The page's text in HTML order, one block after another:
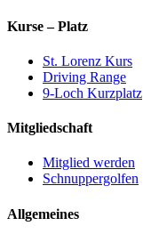
Kurse – Platz
St. Lorenz Kurs
Driving Range
9-Loch Kurzplatz
Mitgliedschaft
Mitglied werden
Schnuppergolfen
Allgemeines